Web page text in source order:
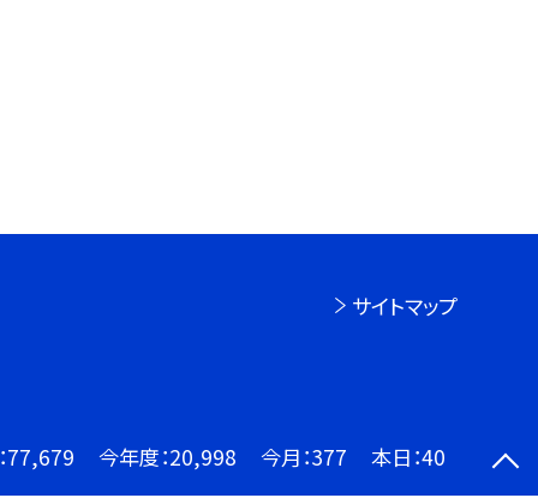
サイトマップ
77,679 今年度：20,998 今月：377 本日：40